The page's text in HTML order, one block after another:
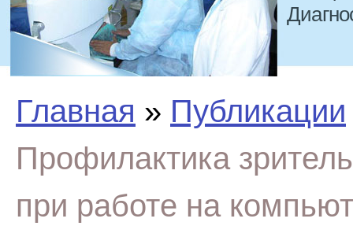
Главная » Публикации
Профилактика
при работе на